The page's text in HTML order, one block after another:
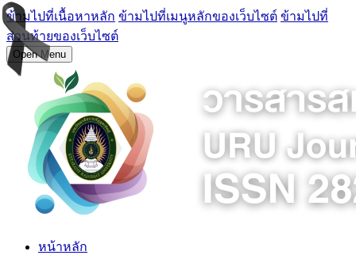
ข้ามไปที่เนื้อหาหลัก ข้ามไปที่เมนูหลักของเว็บไซต์ ข้ามไปที่
ส่วนท้ายของเว็บไซต์
Open Menu
หน้าหลัก